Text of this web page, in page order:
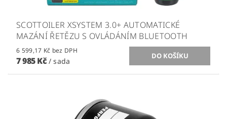
SCOTTOILER XSYSTEM 3.0+ AUTOMATICKÉ
MAZÁNÍ ŘETĚZU S OVLÁDÁNÍM BLUETOOTH
6 599,17 Kč bez DPH
7 985 Kč / sada